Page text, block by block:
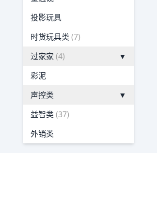
投影玩具
时货玩具类 (7)
过家家 (4)
▼
彩泥
声控类
▼
益智类 (37)
外销类